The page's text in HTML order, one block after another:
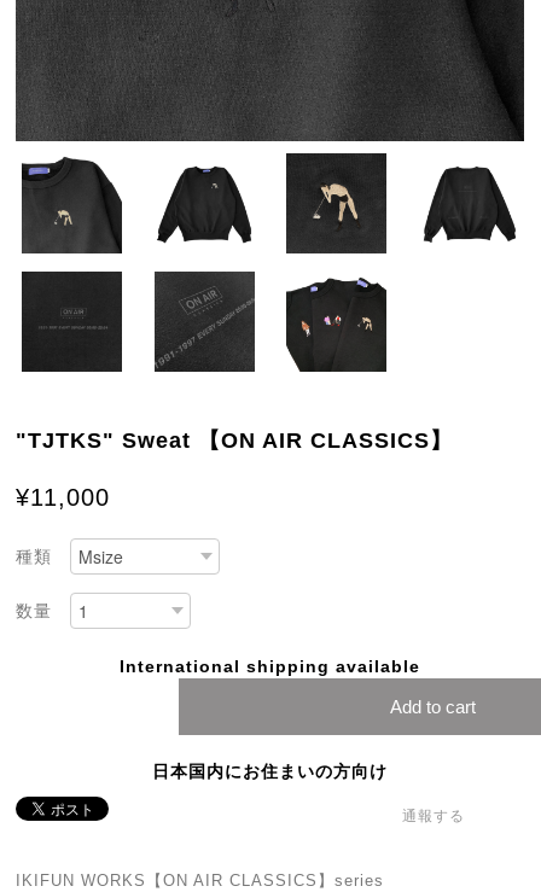
"TJTKS" Sweat 【ON AIR CLASSICS】
¥11,000
種類
数量
International shipping available
Add to cart
日本国内にお住まいの方向け
通報する
IKIFUN WORKS【ON AIR CLASSICS】series